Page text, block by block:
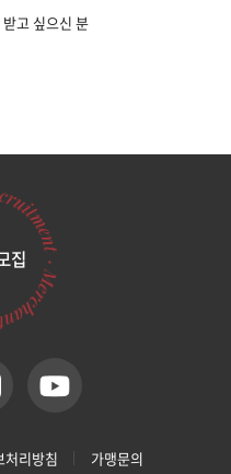
고 싶으신 분
집
처리방침 가맹문의